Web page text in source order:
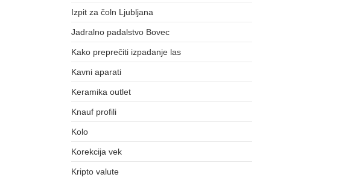
Izpit za čoln Ljubljana
Jadralno padalstvo Bovec
Kako preprečiti izpadanje las
Kavni aparati
Keramika outlet
Knauf profili
Kolo
Korekcija vek
Kripto valute